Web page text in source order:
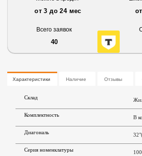
от 3 до 24 мес
Всего заявок
40
Характеристики Наличие Отзывы
Склад
Комплектность В
Диагональ
Серия номенклатуры